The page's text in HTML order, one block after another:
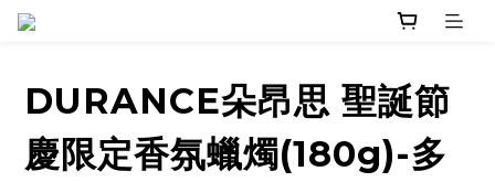
DURANCE朵昂思 聖誕節
慶限定香氛蠟燭(180g)-多